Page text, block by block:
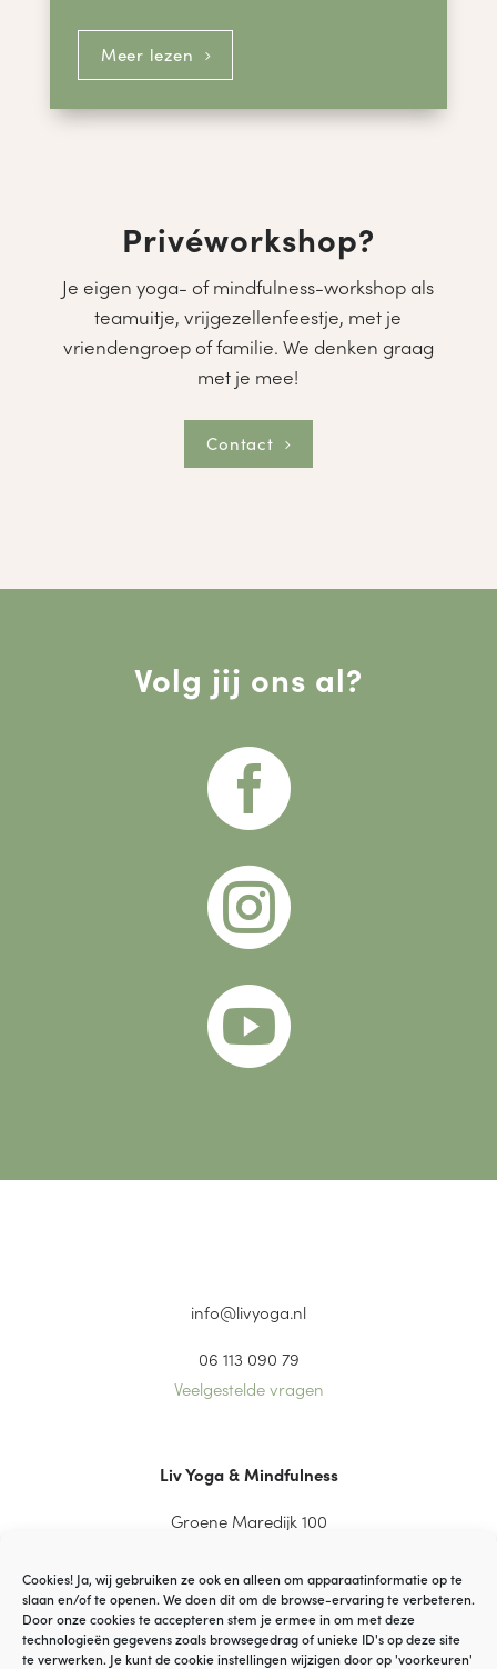
Cookies! Ja, wij gebruiken ze ook en alleen om apparaatinformatie op te
slaan en/of te openen. We doen dit om de browse-ervaring te verbeteren.
Door onze cookies te accepteren stem je ermee in om met deze
technologieën gegevens zoals browsegedrag of unieke ID's op deze site
te verwerken. Je kunt de cookie instellingen wijzigen door op 'voorkeuren'
Meer lezen
Privéworkshop?
Je eigen yoga- of mindfulness-workshop als
teamuitje, vrijgezellenfeestje, met je
vriendengroep of familie. We denken graag
met je mee!
Contact
Volg jij ons al?



info@livyoga.nl
06 113 090 79
Veelgestelde vragen
Liv Yoga & Mindfulness
Groene Maredijk 100
© VOF YaGi Yoga